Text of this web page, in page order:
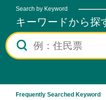
Search by Keyword
キーワードから探
Frequently Searched Keyword